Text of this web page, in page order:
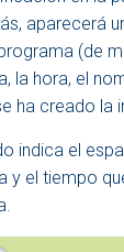
aparecerá
(de
la hora, el
ha creado la
indica el
y el tiempo